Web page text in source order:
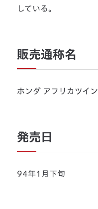
している。
販売通称名
ホンダ アフリカツイン
発売日
94年1月下旬